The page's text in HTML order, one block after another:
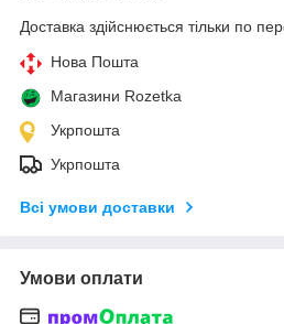
Доставка здійснюється тільки по
Нова Пошта
Магазини Rozetka
Укрпошта
Укрпошта
Всі умови доставки
Умови оплати